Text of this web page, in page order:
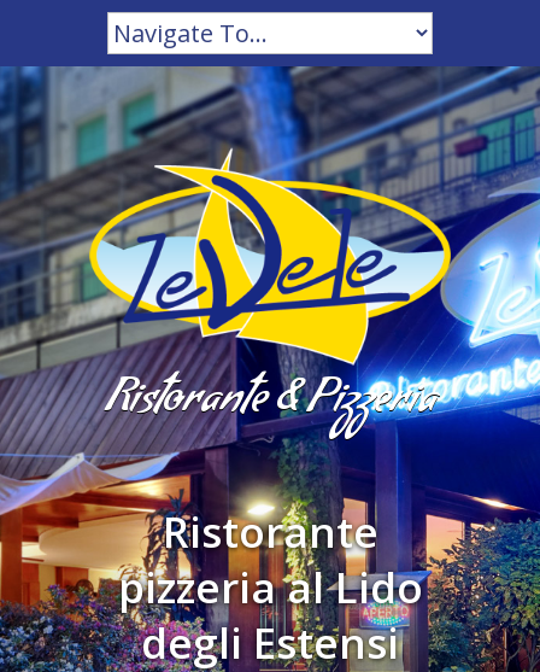
Ristorante & Pizzeria
Ristorante
pizzeria al Lido
degli Estensi